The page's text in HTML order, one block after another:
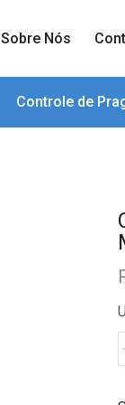
Sobre Nós
Controle de